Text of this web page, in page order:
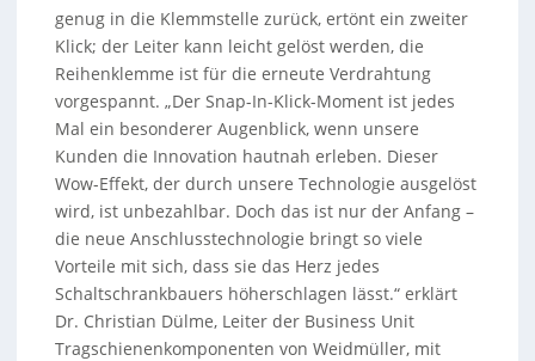
genug in die Klemmstelle zurück, ertönt ein zweiter
Klick; der Leiter kann leicht gelöst werden, die
Reihenklemme ist für die erneute Verdrahtung
vorgespannt. „Der Snap-In-Klick-Moment ist jedes
Mal ein besonderer Augenblick, wenn unsere
Kunden die Innovation hautnah erleben. Dieser
Wow-Effekt, der durch unsere Technologie ausgelöst
wird, ist unbezahlbar. Doch das ist nur der Anfang –
die neue Anschlusstechnologie bringt so viele
Vorteile mit sich, dass sie das Herz jedes
Schaltschrankbauers höherschlagen lässt.“ erklärt
Dr. Christian Dülme, Leiter der Business Unit
Tragschienenkomponenten von Weidmüller, mit